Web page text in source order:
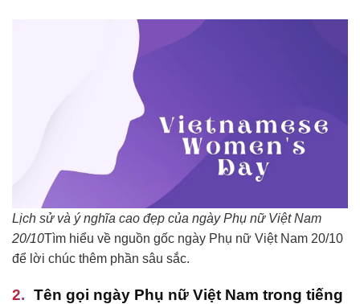
Lịch sử và ý nghĩa cao đẹp của ngày Phụ nữ Việt Nam
20/10Tìm hiểu về nguồn gốc ngày Phụ nữ Việt Nam 20/10
để lời chúc thêm phần sâu sắc.
Tên gọi ngày Phụ nữ Việt Nam trong tiếng